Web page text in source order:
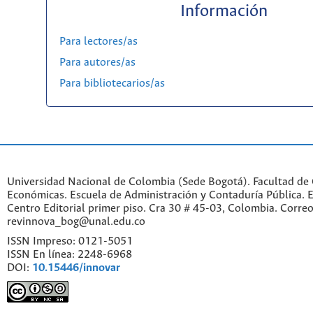
Información
Para lectores/as
Para autores/as
Para bibliotecarios/as
Universidad Nacional de Colombia (Sede Bogotá). Facultad de
Económicas. Escuela de Administración y Contaduría Pública.
Centro Editorial primer piso. Cra 30 # 45-03, Colombia.
revinnova_bog@unal.edu.co
ISSN Impreso: 0121-5051
ISSN En línea: 2248-6968
DOI: 10.15446/innovar